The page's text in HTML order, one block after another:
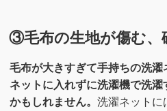
③毛布の生地が傷む、
毛布が大きすぎて手持ちの洗濯
ネットに入れずに洗濯機で洗濯
かもしれません。 洗濯ネットに